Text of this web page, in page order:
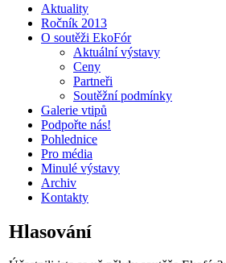
Aktuality
Ročník 2013
O soutěži EkoFór
Aktuální výstavy
Ceny
Partneři
Soutěžní podmínky
Galerie vtipů
Podpořte nás!
Pohlednice
Pro média
Minulé výstavy
Archiv
Kontakty
Hlasování